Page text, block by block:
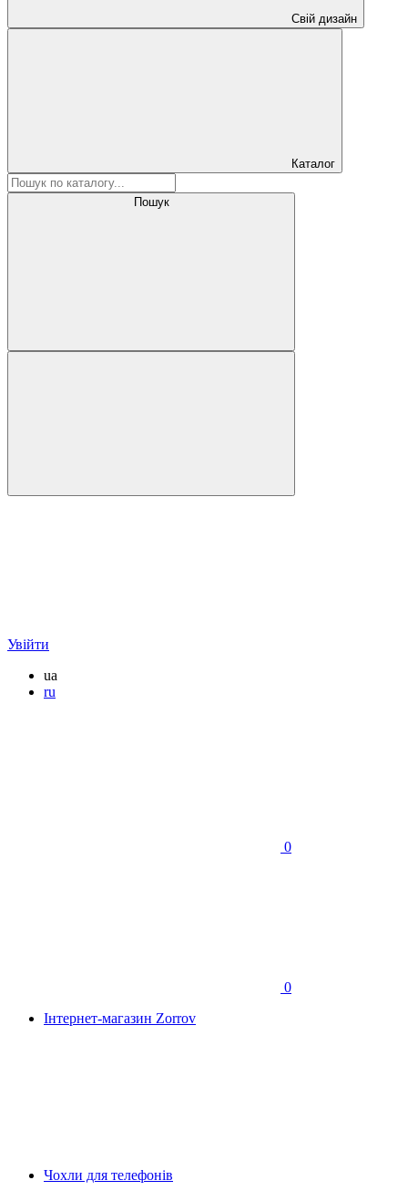
Свій дизайн
Каталог
Пошук
Увійти
ua
ru
0
0
Інтернет-магазин Zorrov
Чохли для телефонів